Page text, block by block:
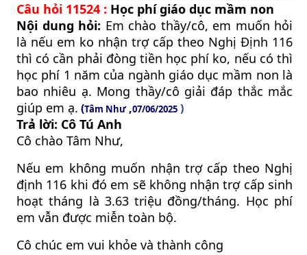
Câu hỏi 11524 : Học phí giáo dục mầm non
Nội dung hỏi: Em chào thầy/cô, em muốn hỏi
là nếu em ko nhận trợ cấp theo Nghị Định 116
thì có cần phải đòng tiền học phí ko, nếu có thì
học phí 1 năm của ngành giáo dục mầm non là
bao nhiêu ạ. Mong thầy/cô giải đáp thắc mắc
giúp em ạ. (Tâm Như,07/06/2025 )
Trả lời: Cô Tú Anh
Cô chào Tâm Như,
Nếu em không muốn nhận trợ cấp theo Nghị
định 116 khi đó em sẽ không nhận trợ cấp sinh
hoạt tháng là 3.63 triệu đồng/tháng. Học phí
em vẫn được miễn toàn bộ.
Cô chúc em vui khỏe và thành công